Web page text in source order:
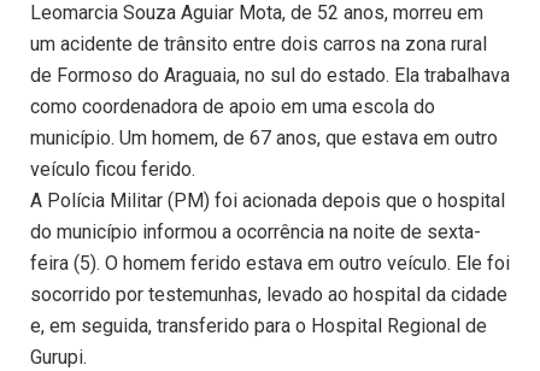
Leomarcia Souza Aguiar Mota, de 52 anos, morreu em
um acidente de trânsito entre dois carros na zona rural
de Formoso do Araguaia, no sul do estado. Ela trabalhava
como coordenadora de apoio em uma escola do
município. Um homem, de 67 anos, que estava em outro
veículo ficou ferido.
A Polícia Militar (PM) foi acionada depois que o hospital
do município informou a ocorrência na noite de sexta-
feira (5). O homem ferido estava em outro veículo. Ele foi
socorrido por testemunhas, levado ao hospital da cidade
e, em seguida, transferido para o Hospital Regional de
Gurupi.